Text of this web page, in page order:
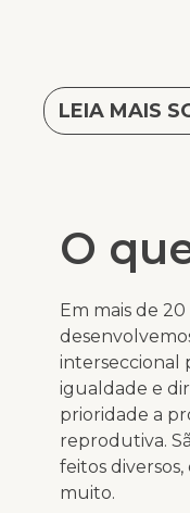
LEIA MAIS
O
Em mais de
interseccional
igualdade e
prioridade a
reprodutiva.
feitos
muito.